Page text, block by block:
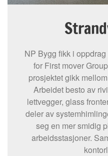
NP Bygg fikk i
for First mover
prosjektet gikk
Arbeidet besto av
lettvegger, glass
deler av
seg en mer smidig
arbeidsstasjoner.